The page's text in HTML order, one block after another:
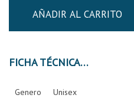
AÑADIR AL CARRITO
FICHA TÉCNICA
Genero Unisex